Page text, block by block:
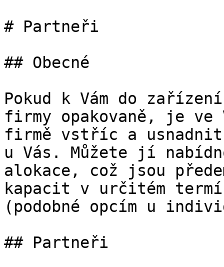
# Partneři
## Obecné
Pokud k Vám do
firmy opakovaně, je ve
firmě vstříc a
u Vás. Můžete jí
alokace, což jsou
kapacit v určitém
(podobné opcím u
## Partneři